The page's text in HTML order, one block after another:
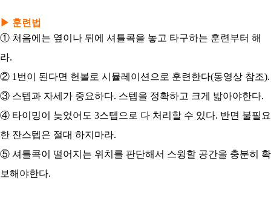
▶ 훈련법
① 처음에는 옆이나 뒤에 셔틀콕을 놓고 타구하는 훈련부터 해
라.
② 1번이 된다면 헌볼로 시뮬레이션으로 훈련한다(동영상 참조).
③ 스텝과 자세가 중요하다. 스텝을 정확하고 크게 밟아야한다.
④ 타이밍이 늦었어도 3스텝으로 다 처리할 수 있다. 반면 불필요
한 잔스텝은 절대 하지마라.
⑤ 셔틀콕이 떨어지는 위치를 판단해서 스윙할 공간을 충분히 확
보해야한다.